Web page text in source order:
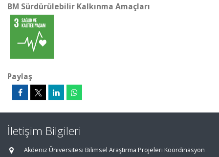
BM Sürdürülebilir Kalkınma Amaçları
Paylaş
İletişim Bilgileri
Akdeniz Üniversitesi Bilimsel Araştırma Projeleri Koordinasyon